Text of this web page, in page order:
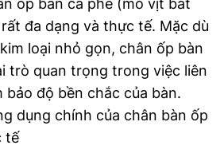
ốp bàn cà phê (mỏ vịt bắt
đa dạng và thực tế. Mặc dù
loại nhỏ gọn, chân ốp bàn
trò quan trọng trong việc liên
bảo độ bền chắc của bàn.
dụng chính của chân bàn ốp
tế